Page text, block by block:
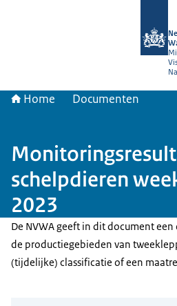
Home Documenten
schelpdieren
2023
De NVWA geeft in dit document een
de productiegebieden van
(tijdelijke) classificatie of een